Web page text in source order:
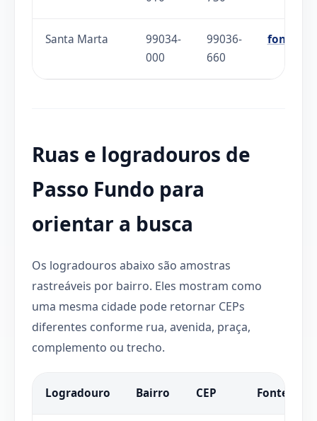
Santa Marta
99034-
000
99036-
660
fonte
Ruas e logradouros de
Passo Fundo para
orientar a busca
Os logradouros abaixo são amostras
rastreáveis por bairro. Eles mostram como
uma mesma cidade pode retornar CEPs
diferentes conforme rua, avenida, praça,
complemento ou trecho.
Logradouro Bairro CEP Fonte